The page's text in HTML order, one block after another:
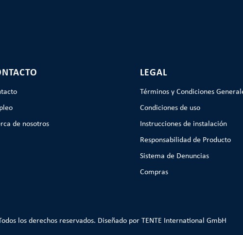
de nosotros
LEGAL
Términos y Condiciones
Condiciones de uso
Instrucciones de instalación
Responsabilidad de Producto
Sistema de Denuncias
Compras
los derechos reservados. Diseñado por TENTE International GmbH